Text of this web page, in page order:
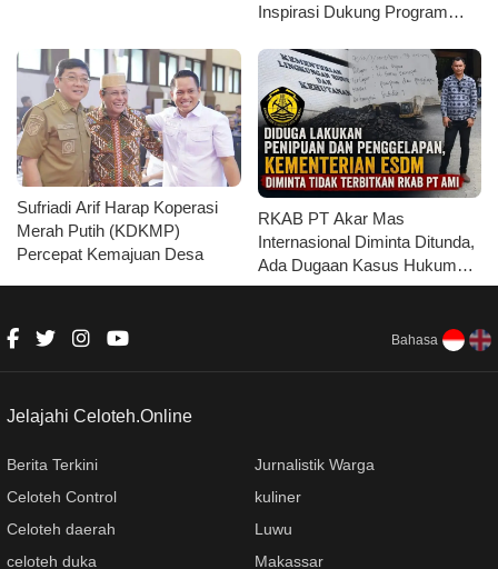
Inspirasi Dukung Program
Sufriadi Arif Harap Koperasi
Merah Putih (KDKMP)
Percepat Kemajuan Desa
RKAB PT Akar Mas
Internasional Diminta Ditunda,
Ada Dugaan Kasus Hukum
yang Belum Tuntas
Bahasa
Jelajahi Celoteh.Online
Berita Terkini
Celoteh Control
Celoteh daerah
celoteh duka
Jurnalistik Warga
kuliner
Luwu
Makassar